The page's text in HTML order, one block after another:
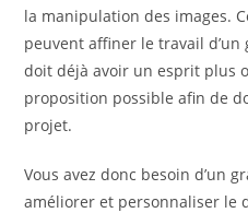
la manipulation des images.
peuvent affiner le travail d’un
doit déjà avoir un esprit plus
proposition possible afin de
projet.
Vous avez donc besoin d’un
améliorer et personnaliser le